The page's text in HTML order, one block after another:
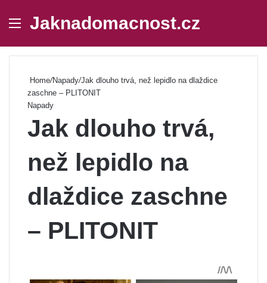
Menu
Jaknadomacnost.cz
Home/Napady/Jak dlouho trvá, než lepidlo na dlaždice
zaschne – PLITONIT
Napady
Jak dlouho trvá,
než lepidlo na
dlaždice zaschne
– PLITONIT